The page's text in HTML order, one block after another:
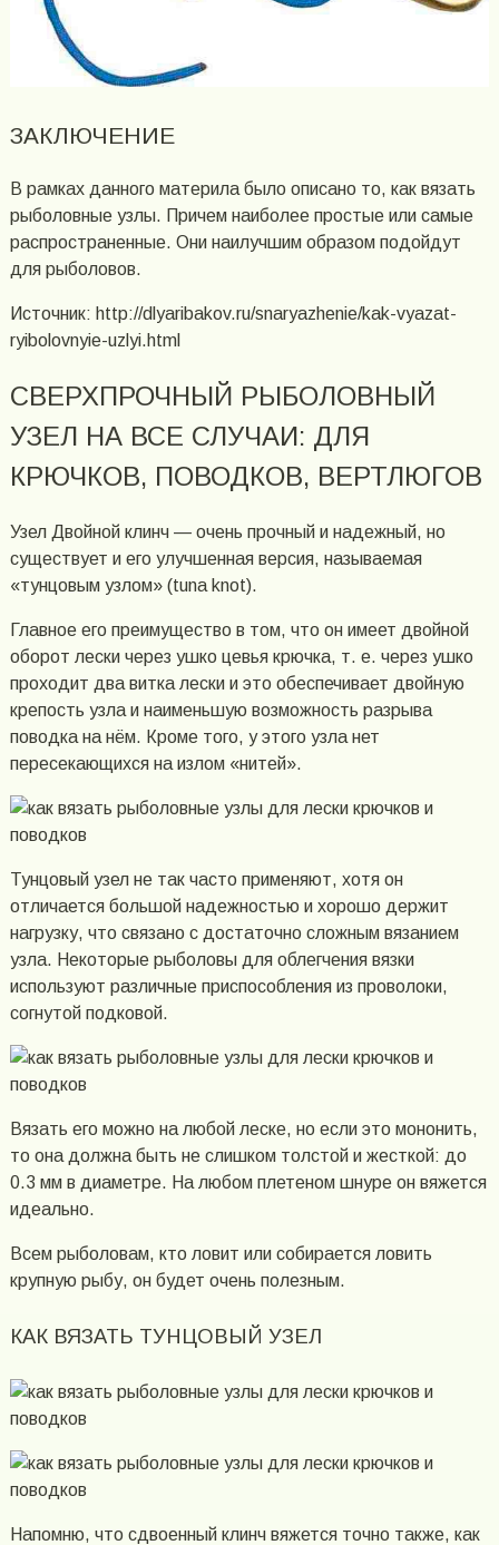
ЗАКЛЮЧЕНИЕ
В рамках данного материла было описано то, как вязать
рыболовные узлы. Причем наиболее простые или самые
распространенные. Они наилучшим образом подойдут
для рыболовов.
Источник: http://dlyaribakov.ru/snaryazhenie/kak-vyazat-
ryibolovnyie-uzlyi.html
СВЕРХПРОЧНЫЙ РЫБОЛОВНЫЙ
УЗЕЛ НА ВСЕ СЛУЧАИ: ДЛЯ
КРЮЧКОВ, ПОВОДКОВ, ВЕРТЛЮГОВ
Узел Двойной клинч — очень прочный и надежный, но
существует и его улучшенная версия, называемая
«тунцовым узлом» (tuna knot).
Главное его преимущество в том, что он имеет двойной
оборот лески через ушко цевья крючка, т. е. через ушко
проходит два витка лески и это обеспечивает двойную
крепость узла и наименьшую возможность разрыва
поводка на нём. Кроме того, у этого узла нет
пересекающихся на излом «нитей».
Тунцовый узел не так часто применяют, хотя он
отличается большой надежностью и хорошо держит
нагрузку, что связано с достаточно сложным вязанием
узла. Некоторые рыболовы для облегчения вязки
используют различные приспособления из проволоки,
согнутой подковой.
Вязать его можно на любой леске, но если это мононить,
то она должна быть не слишком толстой и жесткой: до
0.3 мм в диаметре. На любом плетеном шнуре он вяжется
идеально.
Всем рыболовам, кто ловит или собирается ловить
крупную рыбу, он будет очень полезным.
КАК ВЯЗАТЬ ТУНЦОВЫЙ УЗЕЛ
Напомню, что сдвоенный клинч вяжется точно также, как